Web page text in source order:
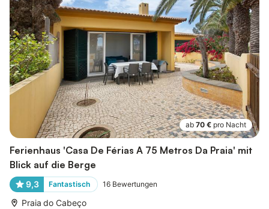
ab 70 € pro Nacht
Ferienhaus 'Casa De Férias A 75 Metros Da Praia' mit
Blick auf die Berge
9,3 Fantastisch 16 Bewertungen
Praia do Cabeço